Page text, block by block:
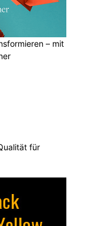
– mit
für